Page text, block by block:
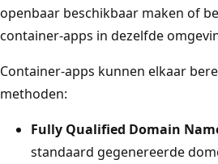
openbaar beschikbaar maken of
container-apps in dezelfde
Container-apps kunnen elkaar
methoden:
Fully Qualified Domain
standaard gegenereerde